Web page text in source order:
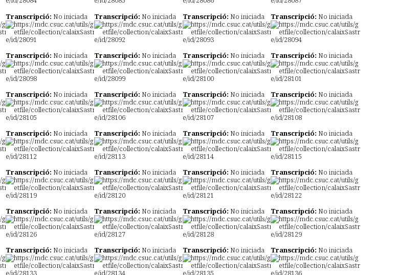
Transcripció: No iniciada Transcripció: No iniciada Transcripció: No iniciada Transcripció: No iniciada
Transcripció: No iniciada Transcripció: No iniciada Transcripció: No iniciada Transcripció: No iniciada
Transcripció: No iniciada Transcripció: No iniciada Transcripció: No iniciada Transcripció: No iniciada
Transcripció: No iniciada Transcripció: No iniciada Transcripció: No iniciada Transcripció: No iniciada
Transcripció: No iniciada Transcripció: No iniciada Transcripció: No iniciada Transcripció: No iniciada
Transcripció: No iniciada Transcripció: No iniciada Transcripció: No iniciada Transcripció: No iniciada
Transcripció: No iniciada Transcripció: No iniciada Transcripció: No iniciada Transcripció: No iniciada